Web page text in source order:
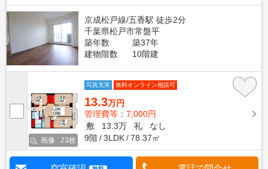
京成松戸線/五香駅 徒歩2分
千葉県松戸市常盤平
築年数
築37年
建物階数
10階建
画像 : 23枚
写真充実 無料オンライン相談可
13.3万円
管理費等：7,000円
敷
13.3万 礼
なし
9階
3LDK 78.37㎡